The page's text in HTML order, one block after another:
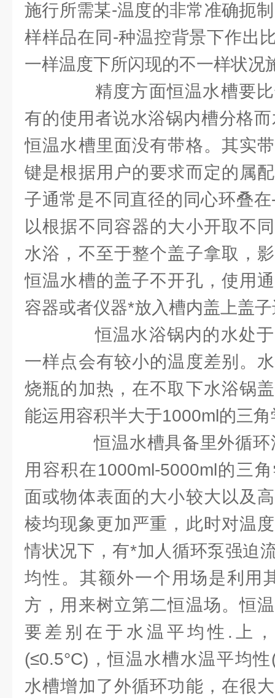
施行所需某-温度的非常准确扼
样样品在同-种温控背景下作出
一样温度下所闪现的不一样状况
精度方面恒温水槽要比
有的使用者说水浴锅内槽分格
恒温水槽里面没有带格。其实
键是根据用户的要求而定的属
子通常是不同直径的同心环叠
以根据不同容器的大小开取不
水浴，不至于整个盖子拿取，
恒温水槽的盖子不开孔，使用
容器或者仪器*放入槽内盖上盖
恒温水浴锅内的水处于
一样点会有较小的温度差别。
烧瓶的加热，在不取下水浴锅
能运用容积半大于1000ml的三
恒温水槽具备里外循环
用容积在1000ml-5000ml的三
面或物体表面的大小较大以及
棱均现象更加严重，此时对温
情状况下，有*加人循环泵强迫
均性。其额外一个用场是利用
方，用来树立第二恒温场。恒
要差别在于水温平均性.上
(≤0.5°C)，恒温水槽水温平均
水槽增加了外循环功能，在很